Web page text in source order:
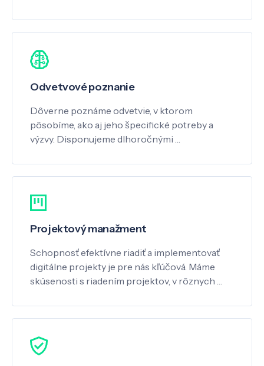
Odvetvové poznanie
Dôverne poznáme odvetvie, v ktorom
pôsobíme, ako aj jeho špecifické potreby a
výzvy. Disponujeme dlhoročnými …
Projektový manažment
Schopnosť efektívne riadiť a implementovať
digitálne projekty je pre nás kľúčová. Máme
skúsenosti s riadením projektov, v rôznych …